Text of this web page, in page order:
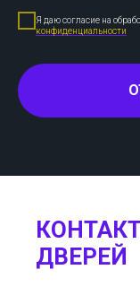
Я даю согласие на
конфиденциальности
ДВЕРЕЙ